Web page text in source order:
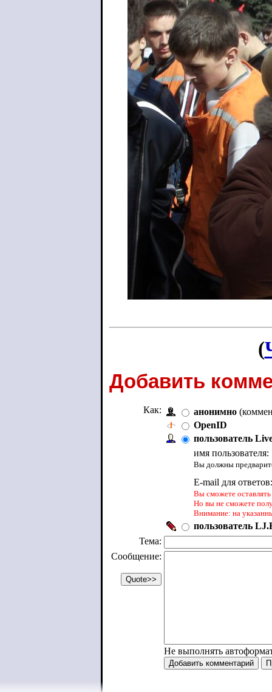
(
Добавить
Как: анонимно
OpenID
пользователь
имя пользователя:
Вы должны
E-mail для
Вы сможете
Но вы не сможете
Внимание: на
пользователь
Тема:
Сообщение:
Не выполнять